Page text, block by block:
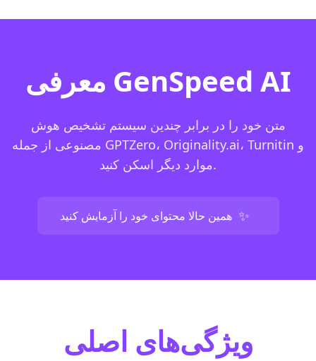
معرفی GenSpeed AI
متن خود را در برابر چندین سیستم تشخیص هوش
مصنوعی از جمله GPTZero، Originality.ai، Turnitin و
موارد دیگر اسکن کنید.
همین حالا محتوای خود را آزمایش کنید ✨
ویژگی‌های اصلی